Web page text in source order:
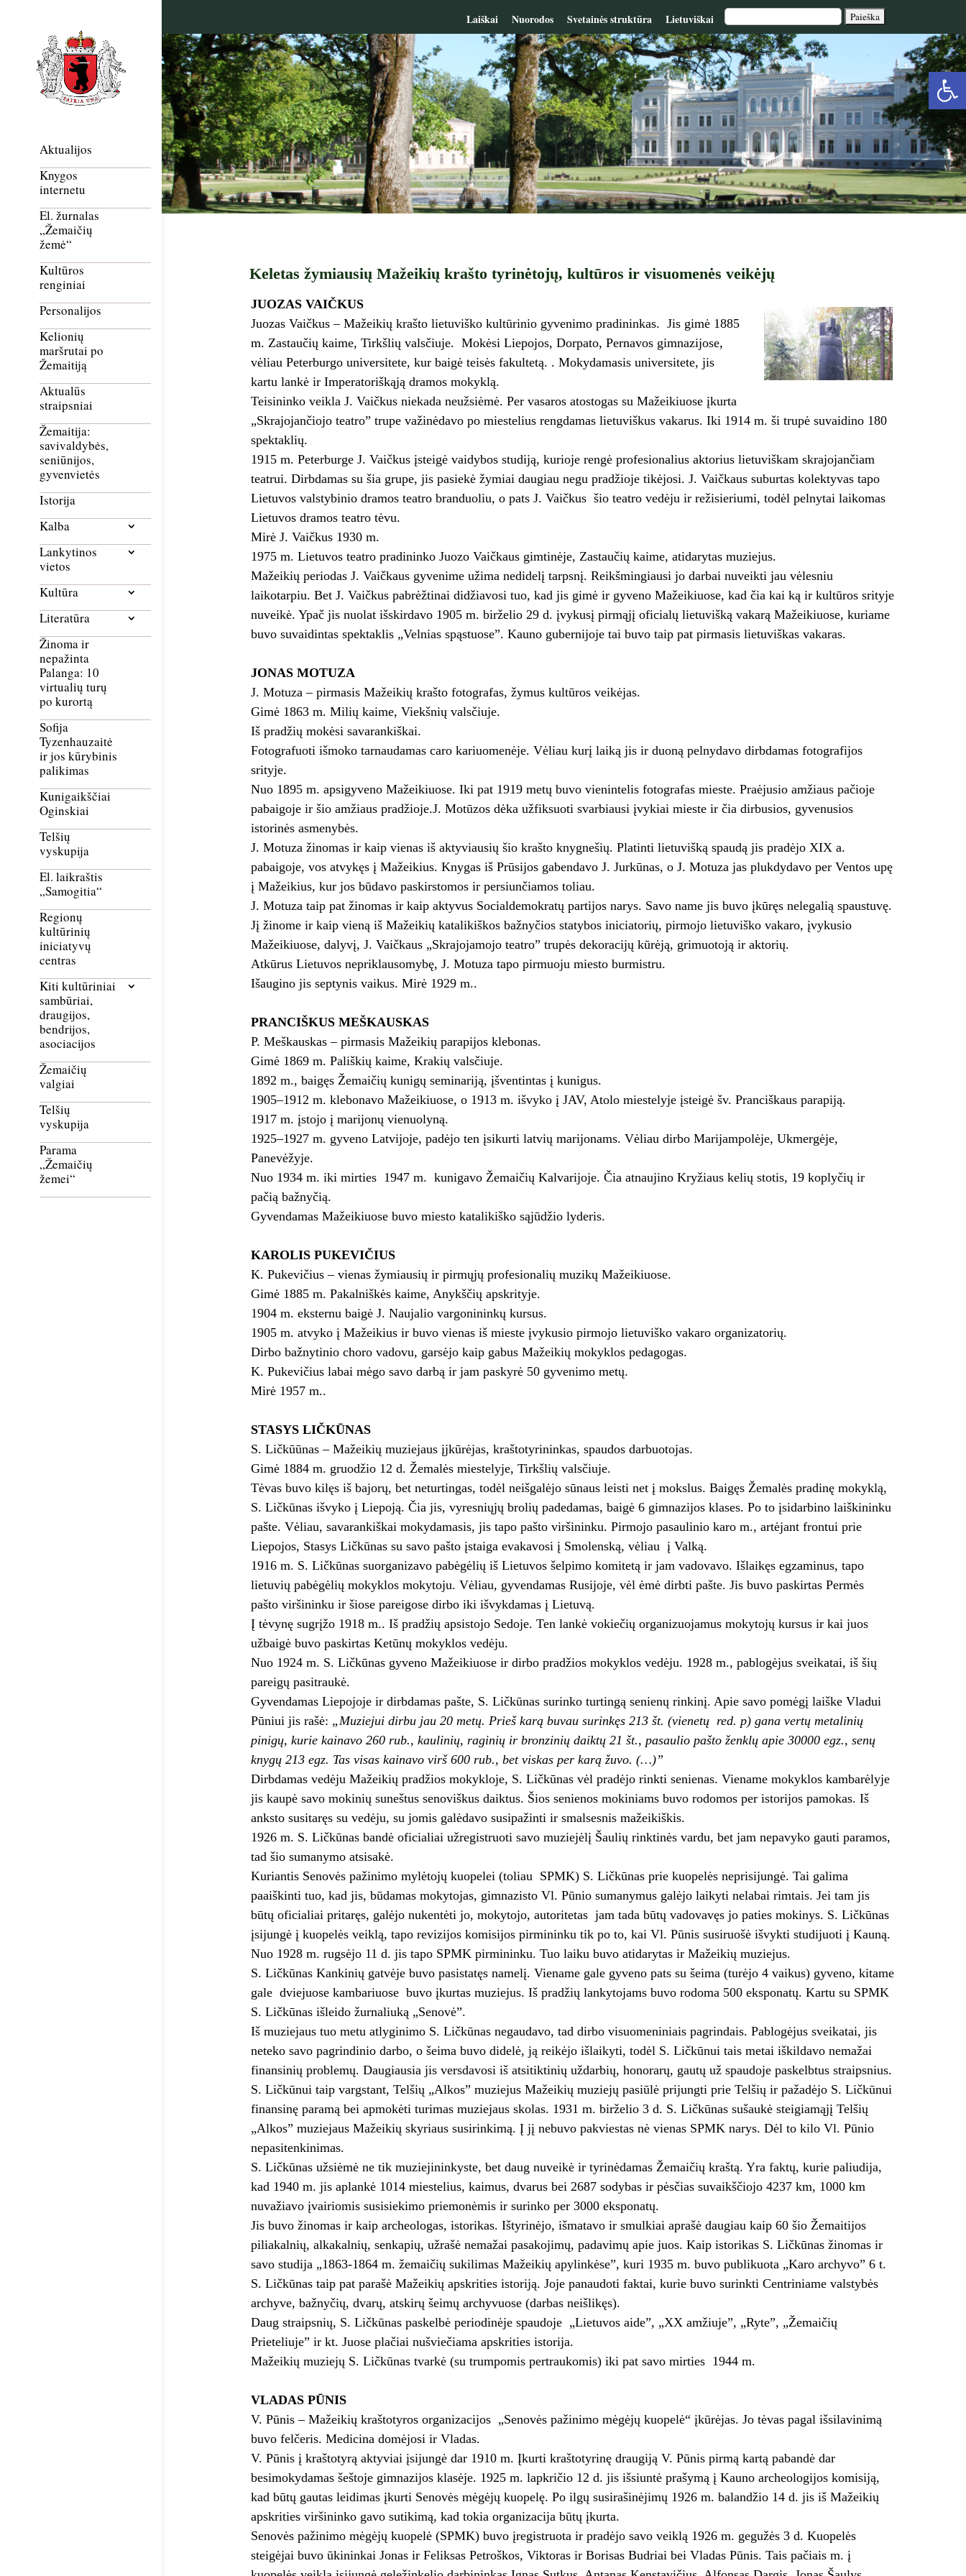
Laiškai Nuorodos Svetainės struktūra Lietuviškai
Aktualijos
Knygos
internetu
El. žurnalas
„Žemaičių
žemė“
Kultūros
renginiai
Personalijos
Kelionių
maršrutai po
Žemaitiją
Aktualūs
straipsniai
Žemaitija:
savivaldybės,
seniūnijos,
gyvenvietės
Istorija
Kalba
Lankytinos
vietos
Kultūra
Literatūra
Žinoma ir
nepažinta
Palanga: 10
virtualių turų
po kurortą
Sofija
Tyzenhauzaitė
ir jos kūrybinis
palikimas
Kunigaikščiai
Oginskiai
Telšių
vyskupija
El. laikraštis
„Samogitia“
Regionų
kultūrinių
iniciatyvų
centras
Kiti kultūriniai
sambūriai,
draugijos,
bendrijos,
asociacijos
Žemaičių
valgiai
Telšių
vyskupija
Parama
„Žemaičių
žemei“
Keletas žymiausių Mažeikių krašto tyrinėtojų, kultūros ir visuomenės veikėjų
JUOZAS VAIČKUS
Juozas Vaičkus – Mažeikių krašto lietuviško kultūrinio gyvenimo pradininkas. Jis gimė 1885
m. Zastaučių kaime, Tirkšlių valsčiuje. Mokėsi Liepojos, Dorpato, Pernavos gimnazijose,
vėliau Peterburgo universitete, kur baigė teisės fakultetą. . Mokydamasis universitete, jis
kartu lankė ir Imperatoriškąją dramos mokyklą.
Teisininko veikla J. Vaičkus niekada neužsiėmė. Per vasaros atostogas su Mažeikiuose įkurta
„Skrajojančiojo teatro” trupe važinėdavo po miestelius rengdamas lietuviškus vakarus. Iki 1914 m. ši trupė suvaidino 180
spektaklių.
1915 m. Peterburge J. Vaičkus įsteigė vaidybos studiją, kurioje rengė profesionalius aktorius lietuviškam skrajojančiam
teatrui. Dirbdamas su šia grupe, jis pasiekė žymiai daugiau negu pradžioje tikėjosi. J. Vaičkaus suburtas kolektyvas tapo
Lietuvos valstybinio dramos teatro branduoliu, o pats J. Vaičkus ­ šio teatro vedėju ir režisieriumi, todėl pelnytai laikomas
Lietuvos dramos teatro tėvu.
Mirė J. Vaičkus 1930 m.
1975 m. Lietuvos teatro pradininko Juozo Vaičkaus gimtinėje, Zastaučių kaime, atidarytas muziejus.
Mažeikių periodas J. Vaičkaus gyvenime užima nedidelį tarpsnį. Reikšmingiausi jo darbai nuveikti jau vėlesniu
laikotarpiu. Bet J. Vaičkus pabrėžtinai didžiavosi tuo, kad jis gimė ir gyveno Mažeikiuose, kad čia kai ką ir kultūros srityje
nuveikė. Ypač jis nuolat išskirdavo 1905 m. birželio 29 d. įvykusį pirmąjį oficialų lietuvišką vakarą Mažeikiuose, kuriame
buvo suvaidintas spektaklis „Velnias spąstuose”. Kauno gubernijoje tai buvo taip pat pirmasis lietuviškas vakaras.
JONAS MOTUZA
J. Motuza – pirmasis Mažeikių krašto fotografas, žymus kultūros veikėjas.
Gimė 1863 m. Milių kaime, Viekšnių valsčiuje.
Iš pradžių mokėsi savarankiškai.
Fotografuoti išmoko tarnaudamas caro kariuomenėje. Vėliau kurį laiką jis ir duoną pelnydavo dirbdamas fotografijos
srityje.
Nuo 1895 m. apsigyveno Mažeikiuose. Iki pat 1919 metų buvo vienintelis fotografas mieste. Praėjusio amžiaus pačioje
pabaigoje ir šio amžiaus pradžioje.J. Motūzos dėka užfiksuoti svarbiausi įvykiai mieste ir čia dirbusios, gyvenusios
istorinės asmenybės.
J. Motuza žinomas ir kaip vienas iš aktyviausių šio krašto knygnešių. Platinti lietuvišką spaudą jis pradėjo XIX a.
pabaigoje, vos atvykęs į Mažeikius. Knygas iš Prūsijos gabendavo J. Jurkūnas, o J. Motuza jas plukdydavo per Ventos upę
į Mažeikius, kur jos būdavo paskirstomos ir persiunčiamos toliau.
J. Motuza taip pat žinomas ir kaip aktyvus Socialdemokratų partijos narys. Savo name jis buvo įkūręs nelegalią spaustuvę.
Jį žinome ir kaip vieną iš Mažeikių katalikiškos bažnyčios statybos iniciatorių, pirmojo lietuviško vakaro, įvykusio
Mažeikiuose, dalyvį, J. Vaičkaus „Skrajojamojo teatro” trupės dekoracijų kūrėją, grimuotoją ir aktorių.
Atkūrus Lietuvos nepriklausomybę, J. Motuza tapo pirmuoju miesto burmistru.
Išaugino jis septynis vaikus. Mirė 1929 m..
PRANCIŠKUS MEŠKAUSKAS
P. Meškauskas – pirmasis Mažeikių parapijos klebonas.
Gimė 1869 m. Pališkių kaime, Krakių valsčiuje.
1892 m., baigęs Žemaičių kunigų seminariją, įšventintas į kunigus.
1905–­1912 m. klebonavo Mažeikiuose, o 1913 m. išvyko į JAV, Atolo miestelyje įsteigė šv. Pranciškaus parapiją.
1917 m. įstojo į marijonų vienuolyną.
1925­–1927 m. gyveno Latvijoje, padėjo ten įsikurti latvių marijonams. Vėliau dirbo Marijampolėje, Ukmergėje,
Panevėžyje.
Nuo 1934 m. iki mirties ­ 1947 m. ­ kunigavo Žemaičių Kalvarijoje. Čia atnaujino Kryžiaus kelių stotis, 19 koplyčių ir
pačią bažnyčią.
Gyvendamas Mažeikiuose buvo miesto katalikiško sąjūdžio lyderis.
KAROLIS PUKEVIČIUS
K. Pukevičius – vienas žymiausių ir pirmųjų profesionalių muzikų Mažeikiuose.
Gimė 1885 m. Pakalniškės kaime, Anykščių apskrityje.
1904 m. eksternu baigė J. Naujalio vargonininkų kursus.
1905 m. atvyko į Mažeikius ir buvo vienas iš mieste įvykusio pirmojo lietuviško vakaro organizatorių.
Dirbo bažnytinio choro vadovu, garsėjo kaip gabus Mažeikių mokyklos pedagogas.
K. Pukevičius labai mėgo savo darbą ir jam paskyrė 50 gyvenimo metų.
Mirė 1957 m..
STASYS LIČKŪNAS
S. Ličkūūnas – Mažeikių muziejaus įjkūrėjas, kraštotyrininkas, spaudos darbuotojas.
Gimė 1884 m. gruodžio 12 d. Žemalės miestelyje, Tirkšlių valsčiuje.
Tėvas buvo kilęs iš bajorų, bet neturtingas, todėl neišgalėjo sūnaus leisti net į mokslus. Baigęs Žemalės pradinę mokyklą,
S. Ličkūnas išvyko į Liepoją. Čia jis, vyresniųjų brolių padedamas, baigė 6 gimnazijos klases. Po to įsidarbino laiškininku
pašte. Vėliau, savarankiškai mokydamasis, jis tapo pašto viršininku. Pirmojo pasaulinio karo m., artėjant frontui prie
Liepojos, Stasys Ličkūnas su savo pašto įstaiga evakavosi į Smolenską, vėliau ­ į Valką.
1916 m. S. Ličkūnas suorganizavo pabėgėlių iš Lietuvos šelpimo komitetą ir jam vadovavo. Išlaikęs egzaminus, tapo
lietuvių pabėgėlių mokyklos mokytoju. Vėliau, gyvendamas Rusijoje, vėl ėmė dirbti pašte. Jis buvo paskirtas Permės
pašto viršininku ir šiose pareigose dirbo iki išvykdamas į Lietuvą.
Į tėvynę sugrįžo 1918 m.. Iš pradžių apsistojo Sedoje. Ten lankė vokiečių organizuojamus mokytojų kursus ir kai juos
užbaigė buvo paskirtas Ketūnų mokyklos vedėju.
Nuo 1924 m. S. Ličkūnas gyveno Mažeikiuose ir dirbo pradžios mokyklos vedėju. 1928 m., pablogėjus sveikatai, iš šių
pareigų pasitraukė.
Gyvendamas Liepojoje ir dirbdamas pašte, S. Ličkūnas surinko turtingą senienų rinkinį. Apie savo pomėgį laiške Vladui
Pūniui jis rašė: „Muziejui dirbu jau 20 metų. Prieš karą buvau surinkęs 213 št. (vienetų ­ red. p) gana vertų metalinių
pinigų, kurie kainavo 260 rub., kaulinių, raginių ir bronzinių daiktų 21 št., pasaulio pašto ženklų apie 30000 egz., senų
knygų 213 egz. Tas visas kainavo virš 600 rub., bet viskas per karą žuvo. (…)”
Dirbdamas vedėju Mažeikių pradžios mokykloje, S. Ličkūnas vėl pradėjo rinkti senienas. Viename mokyklos kambarėlyje
jis kaupė savo mokinių suneštus senoviškus daiktus. Šios senienos mokiniams buvo rodomos per istorijos pamokas. Iš
anksto susitaręs su vedėju, su jomis galėdavo susipažinti ir smalsesnis mažeikiškis.
1926 m. S. Ličkūnas bandė oficialiai užregistruoti savo muziejėlį Šaulių rinktinės vardu, bet jam nepavyko gauti paramos,
tad šio sumanymo atsisakė.
Kuriantis Senovės pažinimo mylėtojų kuopelei (toliau ­ SPMK) S. Ličkūnas prie kuopelės neprisijungė. Tai galima
paaiškinti tuo, kad jis, būdamas mokytojas, gimnazisto Vl. Pūnio sumanymus galėjo laikyti nelabai rimtais. Jei tam jis
būtų oficialiai pritaręs, galėjo nukentėti jo, mokytojo, autoritetas ­ jam tada būtų vadovavęs jo paties mokinys. S. Ličkūnas
įsijungė į kuopelės veiklą, tapo revizijos komisijos pirmininku tik po to, kai Vl. Pūnis susiruošė išvykti studijuoti į Kauną.
Nuo 1928 m. rugsėjo 11 d. jis tapo SPMK pirmininku. Tuo laiku buvo atidarytas ir Mažeikių muziejus.
S. Ličkūnas Kankinių gatvėje buvo pasistatęs namelį. Viename gale gyveno pats su šeima (turėjo 4 vaikus) gyveno, kitame
gale ­ dviejuose kambariuose ­ buvo įkurtas muziejus. Iš pradžių lankytojams buvo rodoma 500 eksponatų. Kartu su SPMK
S. Ličkūnas išleido žurnaliuką „Senovė”.
Iš muziejaus tuo metu atlyginimo S. Ličkūnas negaudavo, tad dirbo visuomeniniais pagrindais. Pablogėjus sveikatai, jis
neteko savo pagrindinio darbo, o šeima buvo didelė, ją reikėjo išlaikyti, todėl S. Ličkūnui tais metai iškildavo nemažai
finansinių problemų. Daugiausia jis versdavosi iš atsitiktinių uždarbių, honorarų, gautų už spaudoje paskelbtus straipsnius.
S. Ličkūnui taip vargstant, Telšių „Alkos” muziejus Mažeikių muziejų pasiūlė prijungti prie Telšių ir pažadėjo S. Ličkūnui
finansinę paramą bei apmokėti turimas muziejaus skolas. 1931 m. birželio 3 d. S. Ličkūnas sušaukė steigiamąjį Telšių
„Alkos” muziejaus Mažeikių skyriaus susirinkimą. Į jį nebuvo pakviestas nė vienas SPMK narys. Dėl to kilo Vl. Pūnio
nepasitenkinimas.
S. Ličkūnas užsiėmė ne tik muziejininkyste, bet daug nuveikė ir tyrinėdamas Žemaičių kraštą. Yra faktų, kurie paliudija,
kad 1940 m. jis aplankė 1014 miestelius, kaimus, dvarus bei 2687 sodybas ir pėsčias suvaikščiojo 4237 km, 1000 km
nuvažiavo įvairiomis susisiekimo priemonėmis ir surinko per 3000 eksponatų.
Jis buvo žinomas ir kaip archeologas, istorikas. Ištyrinėjo, išmatavo ir smulkiai aprašė daugiau kaip 60 šio Žemaitijos
piliakalnių, alkakalnių, senkapių, užrašė nemažai pasakojimų, padavimų apie juos. Kaip istorikas S. Ličkūnas žinomas ir
savo studija „1863-1864 m. žemaičių sukilimas Mažeikių apylinkėse”, kuri 1935 m. buvo publikuota „Karo archyvo” 6 t.
S. Ličkūnas taip pat parašė Mažeikių apskrities istoriją. Joje panaudoti faktai, kurie buvo surinkti Centriniame valstybės
archyve, bažnyčių, dvarų, atskirų šeimų archyvuose (darbas neišlikęs).
Daug straipsnių, S. Ličkūnas paskelbė periodinėje spaudoje ­ „Lietuvos aide”, „XX amžiuje”, „Ryte”, „Žemaičių
Prieteliuje” ir kt. Juose plačiai nušviečiama apskrities istorija.
Mažeikių muziejų S. Ličkūnas tvarkė (su trumpomis pertraukomis) iki pat savo mirties ­ 1944 m.
VLADAS PŪNIS
V. Pūnis – Mažeikių kraštotyros organizacijos ­ „Senovės pažinimo mėgėjų kuopelė“ įkūrėjas. Jo tėvas pagal išsilavinimą
buvo felčeris. Medicina domėjosi ir Vladas.
V. Pūnis į kraštotyrą aktyviai įsijungė dar 1910 m. Įkurti kraštotyrinę draugiją V. Pūnis pirmą kartą pabandė dar
besimokydamas šeštoje gimnazijos klasėje. 1925 m. lapkričio 12 d. jis išsiuntė prašymą į Kauno archeologijos komisiją,
kad būtų gautas leidimas įkurti Senovės mėgėjų kuopelę. Po ilgų susirašinėjimų 1926 m. balandžio 14 d. jis iš Mažeikių
apskrities viršininko gavo sutikimą, kad tokia organizacija būtų įkurta.
Senovės pažinimo mėgėjų kuopelė (SPMK) buvo įregistruota ir pradėjo savo veiklą 1926 m. gegužės 3 d. Kuopelės
steigėjai buvo ūkininkai Jonas ir Feliksas Petroškos, Viktoras ir Borisas Budriai bei Vladas Pūnis. Tais pačiais m. į